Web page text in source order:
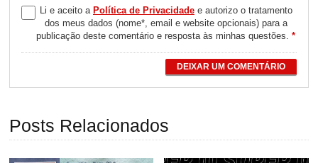
Li e aceito a Política de Privacidadee autorizo o tratamento
dos meus dados (nome*, email e website opcionais) para a
publicação deste comentário e resposta às minhas questões.*
DEIXAR UM COMENTÁRIO
Posts Relacionados